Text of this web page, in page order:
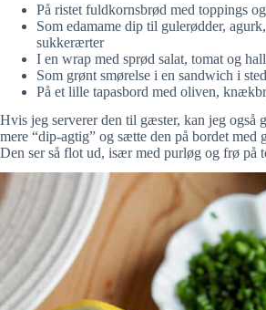
På ristet fuldkornsbrød med toppings
Som edamame dip til gulerødder,
sukkerærter
I en wrap med sprød salat, tomat og
Som grønt smørelse i en sandwich i
På et lille tapasbord med oliven,
Hvis jeg serverer den til gæster, kan jeg også
mere “dip-agtig” og sætte den på bordet med
Den ser så flot ud, især med purløg og frø på